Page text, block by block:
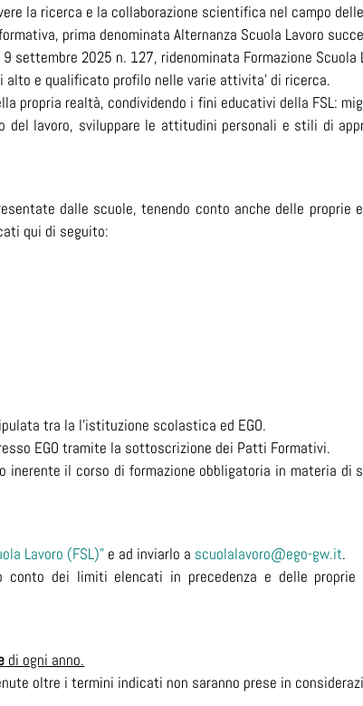
la ricerca e la collaborazione scientifica nel campo
prima denominata Alternanza Scuola Lavoro
settembre 2025 n. 127, ridenominata Formazione Scuola
alto e qualificato profilo nelle varie attivita’ di ricerca.
propria realtà, condividendo i fini educativi della FSL:
lavoro, sviluppare le attitudini personali e stili di
dalle scuole, tenendo conto anche delle proprie
qui di seguito:
tra la l’istituzione scolastica ed EGO.
EGO tramite la sottoscrizione dei Patti Formativi.
il corso di formazione obbligatoria in materia di
Lavoro (FSL)” e ad inviarlo a scuolalavoro@ego-gw.it.
conto dei limiti elencati in precedenza e delle
di ogni anno.
oltre i termini indicati non saranno prese in